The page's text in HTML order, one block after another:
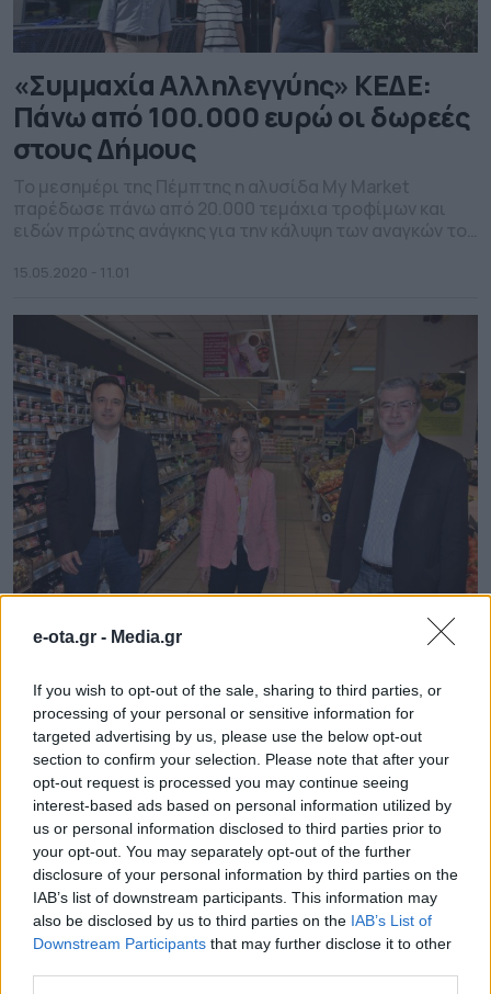
e-ota.gr - Media.gr
If you wish to opt-out of the sale, sharing to third parties, or
processing of your personal or sensitive information for
targeted advertising by us, please use the below opt-out
section to confirm your selection. Please note that after your
opt-out request is processed you may continue seeing
interest-based ads based on personal information utilized by
us or personal information disclosed to third parties prior to
your opt-out. You may separately opt-out of the further
disclosure of your personal information by third parties on the
IAB’s list of downstream participants. This information may
also be disclosed by us to third parties on the IAB’s List of
Downstream Participants that may further disclose it to other
«Συμμαχία Αλληλεγγύης» ΚΕΔΕ:
Πάνω από 100.000 ευρώ οι δωρεές
στους Δήμους
Παρουσία του Προέδρου της Κεντρικής Ένωσης Δήμων
Καλλιθέας, Δημήτρη Κάρναβου, η Διευθύντρια
Δημοσίων Σχέσεων της εταιρείας παρέδωσε δύο
φορτηγά προϊόντα […]
15.05.2020 - 11.01
ΚΕΔΕ και My Market στηρίζουν τα
Παπαστεργίου: Κανείς μόνος σε
οποιαδήποτε δυσκολία
Ο Πρόεδρος της Κεντρικής Ένωσης Δήμων Ελλάδας,
Δημήτρης Παπαστεργίου παραβρέθηκε χθες στο
Μοσχάτο, για την παράδοση μεγάλης ποσότητας
τροφίμων και ειδών πρώτης ανάγκης από τον όμιλο
καταστημάτων My Market. ΚΕΔΕ και My Market, στο
πλαίσιο της «συμμαχίας ευθύνης και αλληλεγγύης»
στηρίζουν έμπρακτα τις κοινωνικές δομές και το
Πρόγραμμα «Βοήθεια στο σπίτι», των Δήμων όλης της
[…]
08.05.2020 - 12.57